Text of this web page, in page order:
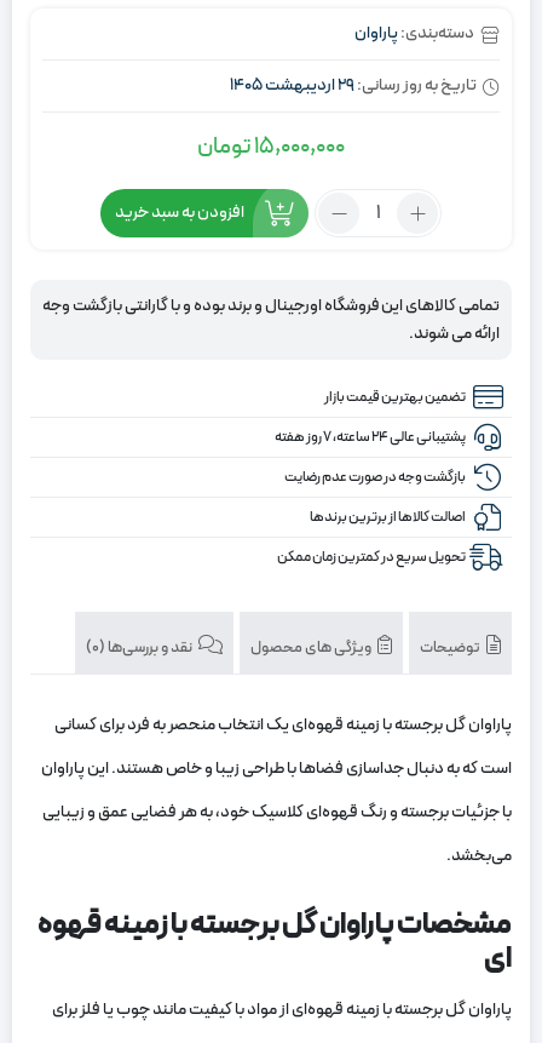
دسته‌بندی:پاراوان
تاریخ به روز رسانی:29 اردیبهشت 1405
15,000,000تومان
تعداد:
برجسته
با
ای
افزودن به سبد خرید
تمامی کالاهای این فروشگاه اورجینال و برند بوده و با گارانتی بازگشت وجه
ارائه می شوند.
تضمین بهترین قیمت بازار
پشتیبانی عالی ۲۴ ساعته، ۷ روز هفته
بازگشت وجه در صورت عدم رضایت
اصالت کالاها از برترین برندها
تحویل سریع در کمترین زمان ممکن
توضیحات ویژگی های محصول نقد و بررسی‌ها (0)
پاراوان گل برجسته با زمینه قهوه‌ای یک انتخاب منحصر به فرد برای کسانی
است که به دنبال جداسازی فضاها با طراحی زیبا و خاص هستند. این پاراوان
با جزئیات برجسته و رنگ قهوه‌ای کلاسیک خود، به هر فضایی عمق و زیبایی
می‌بخشد.
مشخصات پاراوان گل برجسته با زمینه قهوه
ای
پاراوان گل برجسته با زمینه قهوه‌ای از مواد با کیفیت مانند چوب یا فلز برای